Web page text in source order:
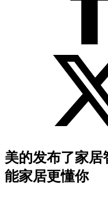
美的发布了家居
能家居更懂你